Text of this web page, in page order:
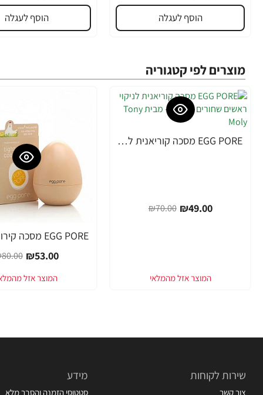
הוסף לעגלה הוסף לעגלה
מוצרים לפי קטגוריה
-30% EGG PORE מסכה קוריאנית לניקוי ראשים שחורים 30 גרם - מבית Tony Moly
₪49.00
₪70.00
-34%
₪53.00
שירות לקוחות
צור קשר
מידע
סטטוסי הזמנה והסבר מלא